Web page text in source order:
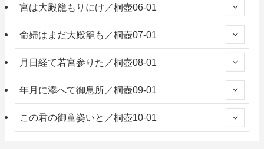
宮は大殿籠もりにけ／桐壺06-01
命婦はまだ大殿籠も／桐壺07-01
月日経て若宮参りた／桐壺08-01
年月に添へて御息所／桐壺09-01
この君の御童姿いと／桐壺10-01